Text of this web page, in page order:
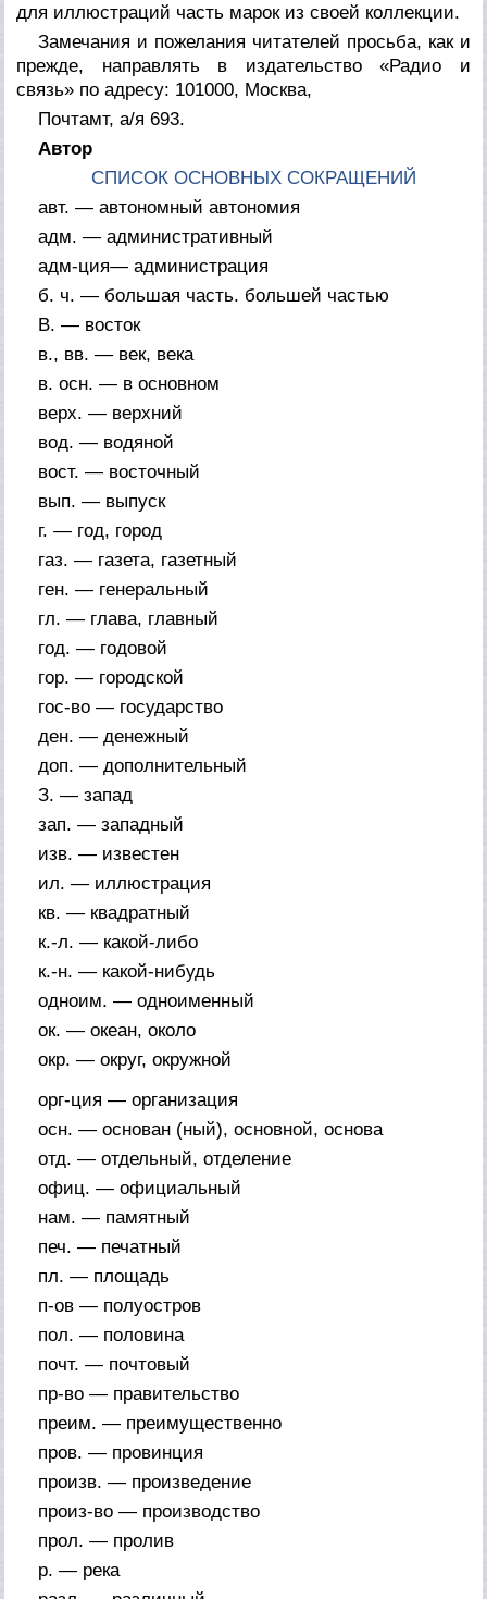
для иллюстраций часть марок из своей коллекции.
Замечания и пожелания читателей просьба, как и
прежде, направлять в издательство «Радио и
связь» по адресу: 101000, Москва,
Почтамт, а/я 693.
Автор
СПИСОК ОСНОВНЫХ СОКРАЩЕНИЙ
авт. — автономный автономия
адм. — административный
адм-ция— администрация
б. ч. — большая часть. большей частью
В. — восток
в., вв. — век, века
в. осн. — в основном
верх. — верхний
вод. — водяной
вост. — восточный
вып. — выпуск
г. — год, город
газ. — газета, газетный
ген. — генеральный
гл. — глава, главный
год. — годовой
гор. — городской
гос-во — государство
ден. — денежный
доп. — дополнительный
З. — запад
зап. — западный
изв. — известен
ил. — иллюстрация
кв. — квадратный
к.-л. — какой-либо
к.-н. — какой-нибудь
одноим. — одноименный
ок. — океан, около
окр. — округ, окружной
орг-ция — организация
осн. — основан (ный), основной, основа
отд. — отдельный, отделение
офиц. — официальный
нам. — памятный
печ. — печатный
пл. — площадь
п-ов — полуостров
пол. — половина
почт. — почтовый
пр-во — правительство
преим. — преимущественно
пров. — провинция
произв. — произведение
произ-во — производство
прол. — пролив
р. — река